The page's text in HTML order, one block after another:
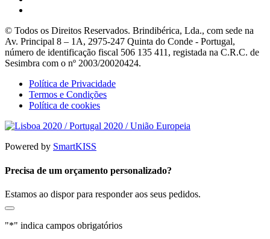
© Todos os Direitos Reservados. Brindibérica, Lda., com sede na
Av. Principal 8 – 1A, 2975-247 Quinta do Conde - Portugal,
número de identificação fiscal 506 135 411, registada na C.R.C. de
Sesimbra com o nº 2003/20020424.
Política de Privacidade
Termos e Condições
Política de cookies
Powered by SmartKISS
Precisa de um orçamento personalizado?
Estamos ao dispor para responder aos seus pedidos.
"*" indica campos obrigatórios